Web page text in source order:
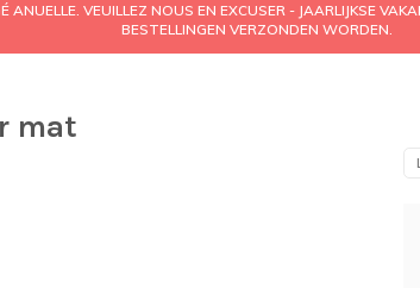
VEUILLEZ NOUS EN EXCUSER - JAARLIJKSE
BESTELLINGEN VERZONDEN WORDEN.
mat